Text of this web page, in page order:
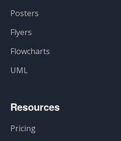
Posters
Flyers
Flowcharts
UML
Resources
Pricing